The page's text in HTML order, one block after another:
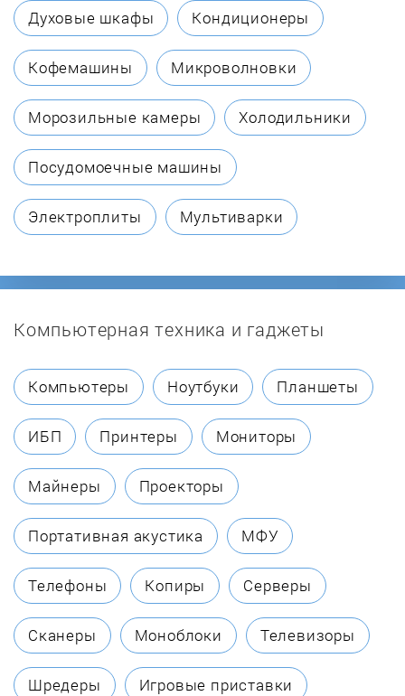
Духовые шкафы Кондиционеры
Кофемашины Микроволновки
Морозильные камеры Холодильники
Посудомоечные машины
Электроплиты Мультиварки
Компьютерная техника и гаджеты
Компьютеры Ноутбуки Планшеты
ИБП Принтеры Мониторы
Майнеры Проекторы
Портативная акустика МФУ
Телефоны Копиры Серверы
Сканеры Моноблоки Телевизоры
Шредеры Игровые приставки